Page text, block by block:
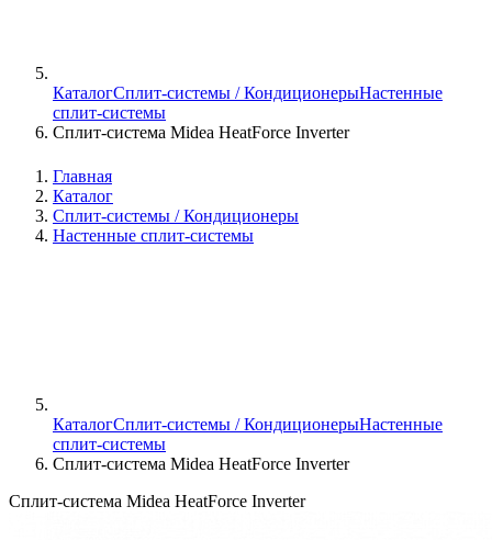
КаталогСплит-системы / КондиционерыНастенные
сплит-системы
Сплит-система Midea HeatForce Inverter
Главная
Каталог
Сплит-системы / Кондиционеры
Настенные сплит-системы
КаталогСплит-системы / КондиционерыНастенные
сплит-системы
Сплит-система Midea HeatForce Inverter
Сплит-система Midea HeatForce Inverter